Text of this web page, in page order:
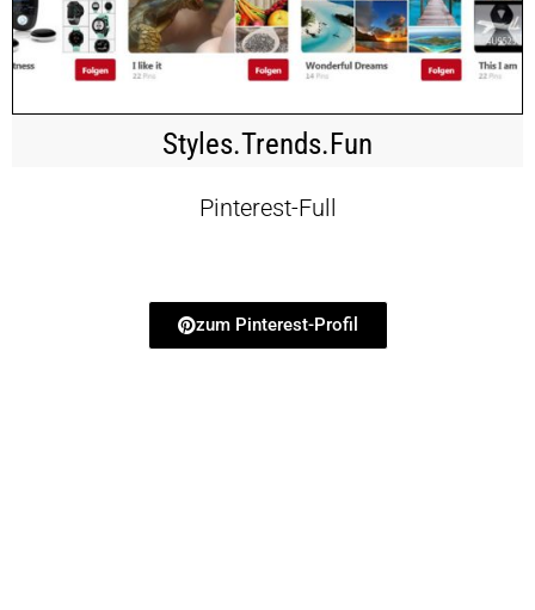
Styles.Trends.Fun
Pinterest-Full
zum Pinterest-Profil